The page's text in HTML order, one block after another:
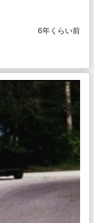
6年くらい前